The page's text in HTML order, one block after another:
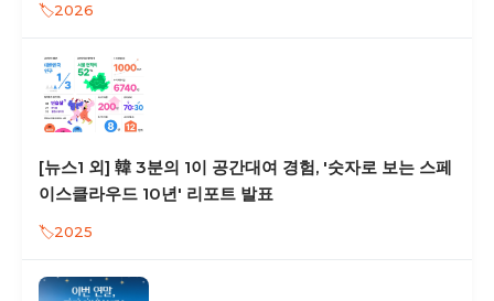
2026
[뉴스1 외] 韓 3분의 1이 공간대여 경험, '숫자로 보는 스페
이스클라우드 10년' 리포트 발표
2025